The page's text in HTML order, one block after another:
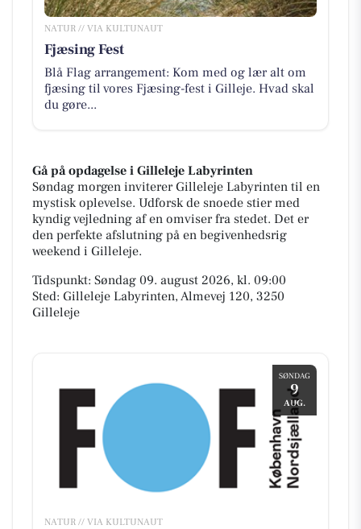
NATUR // VIA KULTUNAUT
Fjæsing Fest
Blå Flag arrangement: Kom med og lær alt om
fjæsing til vores Fjæsing-fest i Gilleje. Hvad skal
du gøre...
Gå på opdagelse i Gilleleje Labyrinten
Søndag morgen inviterer Gilleleje Labyrinten til en
mystisk oplevelse. Udforsk de snoede stier med
kyndig vejledning af en omviser fra stedet. Det er
den perfekte afslutning på en begivenhedsrig
weekend i Gilleleje.
Tidspunkt: Søndag 09. august 2026, kl. 09:00
Sted: Gilleleje Labyrinten, Almevej 120, 3250
Gilleleje
SØNDAG
9
AUG.
NATUR // VIA KULTUNAUT